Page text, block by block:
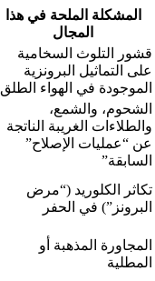
المشكلة الملحة في هذا
المجال
قشور التلوث السخامية
على التماثيل البرونزية
الموجودة في الهواء الطلق
الشحوم، والشمع،
والطلاءات الغريبة الناتجة
عن “عمليات الإصلاح”
السابقة”
تكاثر الكلوريد (“مرض
البرونز”) في الحفر
المجاورة المذهبة أو
المطلية